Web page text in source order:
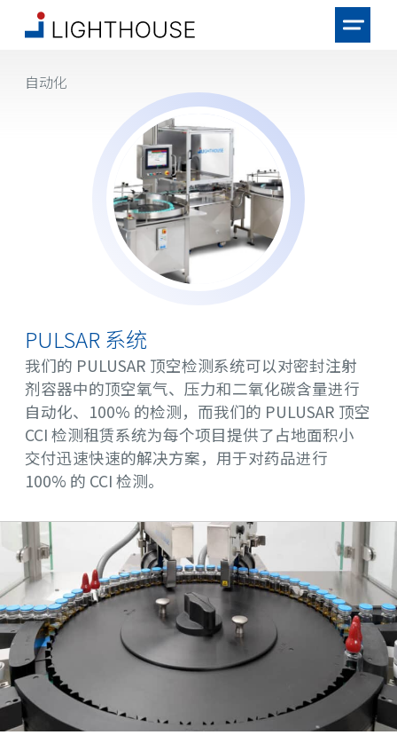
自动化
PULSAR 系统
我们的 PULUSAR 顶空检测系统可以对密封注射
剂容器中的顶空氧气、压力和二氧化碳含量进行
自动化、100% 的检测，而我们的 PULUSAR 顶空
CCI 检测租赁系统为每个项目提供了占地面积小
交付迅速快速的解决方案，用于对药品进行
100% 的 CCI 检测。